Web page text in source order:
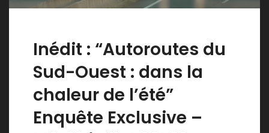
Inédit : “Autoroutes du
Sud-Ouest : dans la
chaleur de l’été”
Enquête Exclusive –